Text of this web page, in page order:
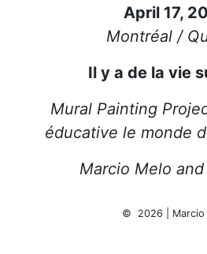
April 17,
Montréal /
Il y a de la vie
Mural Painting
éducative le monde
Marcio Melo
© 2026 | Marcio